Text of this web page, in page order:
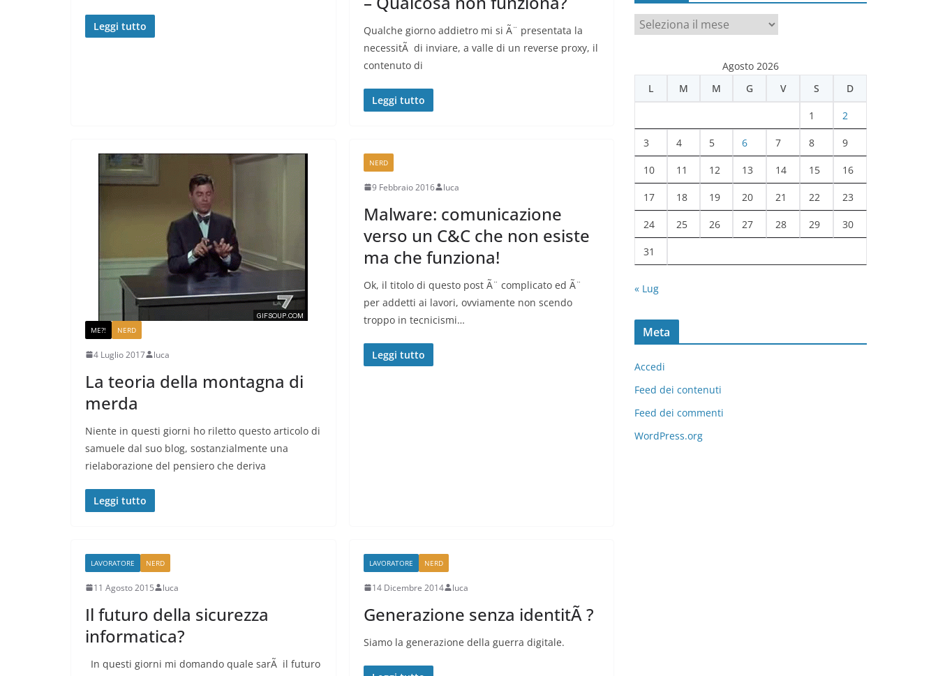
Leggi tutto
Qualche giorno addietro mi si Ã¨ presentata la
necessitÃ di inviare, a valle di un reverse proxy, il
contenuto di
Leggi tutto
ME?! NERD
4 Luglio 2017 luca
La teoria della montagna di
merda
Niente in questi giorni ho riletto questo articolo di
samuele dal suo blog, sostanzialmente una
rielaborazione del pensiero che deriva
Leggi tutto
NERD
9 Febbraio 2016 luca
Malware: comunicazione
verso un C&C che non esiste
ma che funziona!
Ok, il titolo di questo post Ã¨ complicato ed Ã¨
per addetti ai lavori, ovviamente non scendo
troppo in tecnicismi…
Leggi tutto
LAVORATORE NERD
11 Agosto 2015 luca
Il futuro della sicurezza
informatica?
In questi giorni mi domando quale sarÃ il futuro
LAVORATORE NERD
14 Dicembre 2014 luca
Generazione senza identitÃ ?
Siamo la generazione della guerra digitale.
h
i
Agosto 2026
L
M M G V S D
1 2
3 4 5 6 7 8 9
10 11 12 13 14 15 16
17 18 19 20 21 22 23
24 25 26 27 28 29 30
31
« Lug
Meta
Accedi
Feed dei contenuti
Feed dei commenti
WordPress.org